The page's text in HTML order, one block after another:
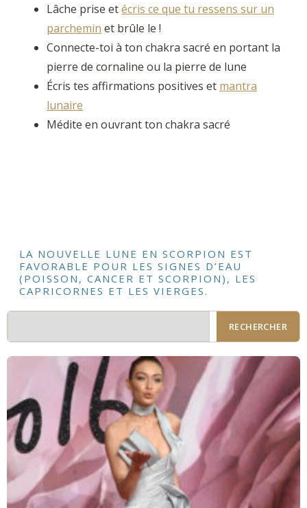
Lâche prise etécris ce que tu ressens sur un
parchemin et brûle le !
Connecte-toi à ton chakra sacré en portant la
pierre de cornaline ou la pierre de lune
Écris tes affirmations positives et mantra
lunaire
Médite en ouvrant ton chakra sacré
LA NOUVELLE LUNE EN SCORPION EST
FAVORABLE POUR LES SIGNES D’EAU
(POISSON, CANCER ET SCORPION), LES
CAPRICORNES ET LES VIERGES.
RECHERCHER